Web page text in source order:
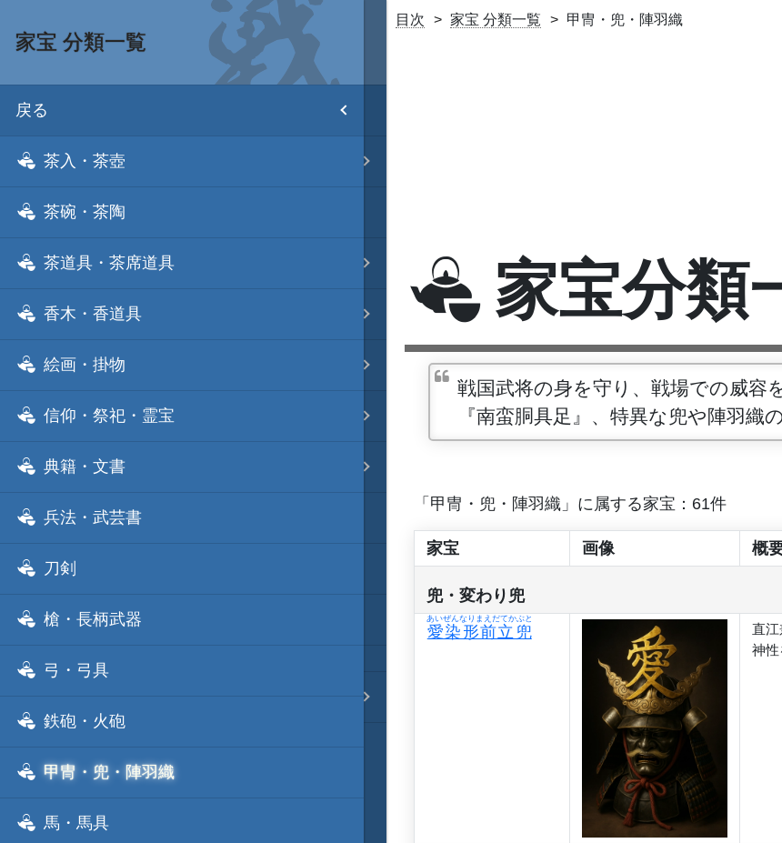
目次
武将 読み一覧
姫 読み一覧
家宝 分類一覧
家宝 分類一覧
戻る
茶入・茶壺
茶碗・茶陶
茶道具・茶席道具
香木・香道具
絵画・掛物
信仰・祭祀・霊宝
典籍・文書
兵法・武芸書
刀剣
槍・長柄武器
弓・弓具
鉄砲・火砲
甲冑・兜・陣羽織
馬・馬具
城 地域分類
合戦 地域分類
事変 地域分類
逸話 分類一覧
戦国ニュース
寺社・城・庭園ニュース
信長の野望ニュース
目次 家宝 分類一覧 甲冑・兜・陣羽織
家宝分類
戦国武将の身を守り、戦場での威容
『南蛮胴具足』、特異な兜や陣羽織の
「甲冑・兜・陣羽織」に属する家宝：61件
家宝 画像 概
兜・変わり兜
愛染形前立兜
あいぜんなりまえだてかぶと
直江
神性